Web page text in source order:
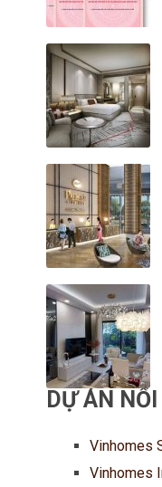
DỰ ÁN
Vinhomes
Vinhomes